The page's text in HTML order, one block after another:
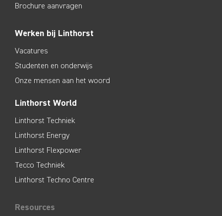
Brochure aanvragen
Werken bij Linthorst
Vacatures
Studenten en onderwijs
Onze mensen aan het woord
Linthorst World
Linthorst Techniek
Linthorst Energy
Linthorst Flexpower
Tecco Techniek
Linthorst Techno Centre
Resources